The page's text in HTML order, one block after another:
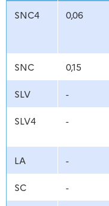
SNC4 0,06
SNC 0,15
SLV -
SLV4 -
LA -
SC -